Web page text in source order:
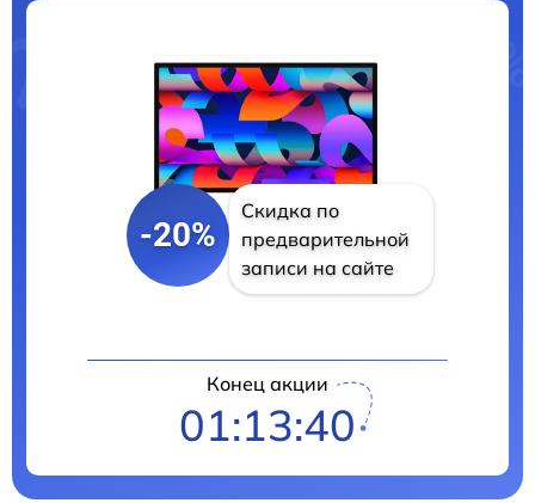
-20%
Скидка по
предварительной
записи на сайте
Конец акции
01:13:39